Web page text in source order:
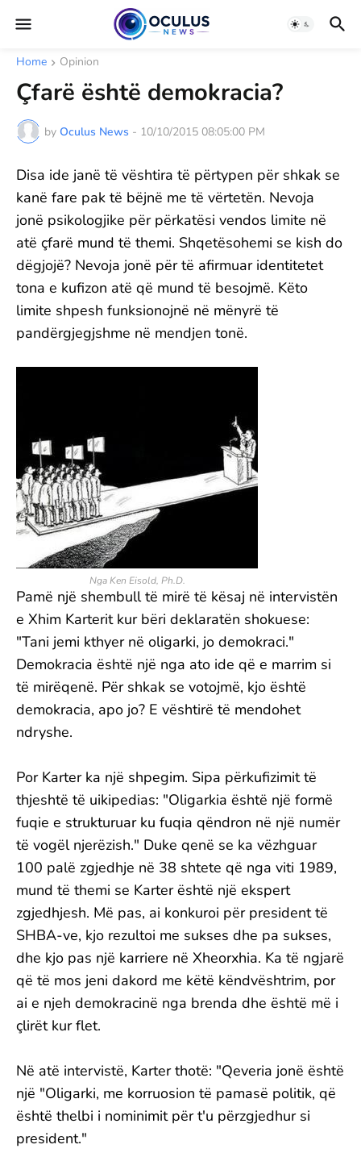
Home Opinion
Çfarë është demokracia?
by Oculus News - 10/10/2015 08:05:00 PM
Disa ide janë të vështira të përtypen për shkak se
kanë fare pak të bëjnë me të vërtetën. Nevoja
jonë psikologjike për përkatësi vendos limite në
atë çfarë mund të themi. Shqetësohemi se kish do
dëgjojë? Nevoja jonë për të afirmuar identitetet
tona e kufizon atë që mund të besojmë. Këto
limite shpesh funksionojnë në mënyrë të
pandërgjegjshme në mendjen tonë.
Nga Ken Eisold, Ph.D.
Pamë një shembull të mirë të kësaj në intervistën
e Xhim Karterit kur bëri deklaratën shokuese:
"Tani jemi kthyer në oligarki, jo demokraci."
Demokracia është një nga ato ide që e marrim si
të mirëqenë. Për shkak se votojmë, kjo është
demokracia, apo jo? E vështirë të mendohet
ndryshe.
Por Karter ka një shpegim. Sipa përkufizimit të
thjeshtë të uikipedias: "Oligarkia është një formë
fuqie e strukturuar ku fuqia qëndron në një numër
të vogël njerëzish." Duke qenë se ka vëzhguar
100 palë zgjedhje në 38 shtete që nga viti 1989,
mund të themi se Karter është një ekspert
zgjedhjesh. Më pas, ai konkuroi për president të
SHBA-ve, kjo rezultoi me sukses dhe pa sukses,
dhe kjo pas një karriere në Xheorxhia. Ka të ngjarë
që të mos jeni dakord me këtë këndvështrim, por
ai e njeh demokracinë nga brenda dhe është më i
çlirët kur flet.
Në atë intervistë, Karter thotë: "Qeveria jonë është
një "Oligarki, me korruosion të pamasë politik, që
është thelbi i nominimit për t'u përzgjedhur si
president."